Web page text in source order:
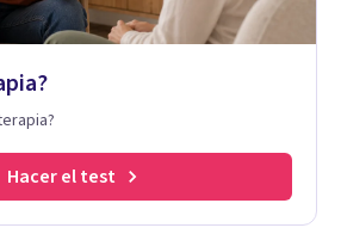
Hacer el test